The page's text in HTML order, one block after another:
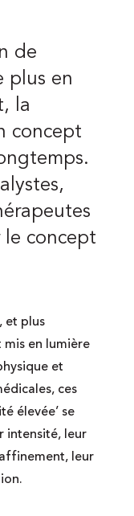
de
plus en
la
concept
le concept
et plus
en lumière
et
ces
élevée’ se
intensité, leur
leur